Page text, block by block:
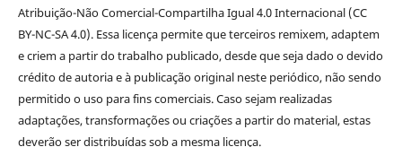
Atribuição-Não Comercial-Compartilha Igual 4.0 Internacional (CC
BY-NC-SA 4.0). Essa licença permite que terceiros remixem, adaptem
e criem a partir do trabalho publicado, desde que seja dado o devido
crédito de autoria e à publicação original neste periódico, não sendo
permitido o uso para fins comerciais. Caso sejam realizadas
adaptações, transformações ou criações a partir do material, estas
deverão ser distribuídas sob a mesma licença.